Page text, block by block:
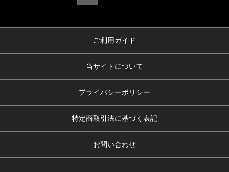
ご利用ガイド
当サイトについて
プライバシーポリシー
特定商取引法に基づく表記
お問い合わせ